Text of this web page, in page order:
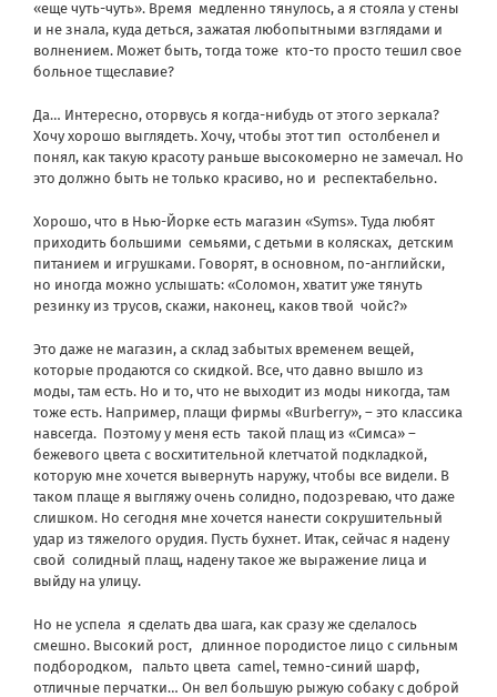
«еще чуть-чуть». Время медленно тянулось, а я стояла у стены
и не знала, куда деться, зажатая любопытными взглядами и
волнением. Может быть, тогда тоже кто-то просто тешил свое
больное тщеславие?
Да… Интересно, оторвусь я когда-нибудь от этого зеркала?
Хочу хорошо выглядеть. Хочу, чтобы этот тип остолбенел и
понял, как такую красоту раньше высокомерно не замечал. Но
это должно быть не только красиво, но и респектабельно.
Хорошо, что в Нью-Йорке есть магазин «Syms». Туда любят
приходить большими семьями, с детьми в колясках, детским
питанием и игрушками. Говорят, в основном, по-английски,
но иногда можно услышать: «Соломон, хватит уже тянуть
резинку из трусов, скажи, наконец, каков твой чойс?»
Это даже не магазин, а склад забытых временем вещей,
которые продаются со скидкой. Все, что давно вышло из
моды, там есть. Но и то, что не выходит из моды никогда, там
тоже есть. Например, плащи фирмы «Burberry», – это классика
навсегда. Поэтому у меня есть такой плащ из «Симса» –
бежевого цвета с восхитительной клетчатой подкладкой,
которую мне хочется вывернуть наружу, чтобы все видели. В
таком плаще я выгляжу очень солидно, подозреваю, что даже
слишком. Но сегодня мне хочется нанести сокрушительный
удар из тяжелого орудия. Пусть бухнет. Итак, сейчас я надену
свой солидный плащ, надену такое же выражение лица и
выйду на улицу.
Но не успела я сделать два шага, как сразу же сделалось
смешно. Высокий рост,
длинное породистое лицо с сильным
подбородком,
пальто цвета camel, темно-синий шарф,
отличные перчатки… Он вел большую рыжую собаку с доброй